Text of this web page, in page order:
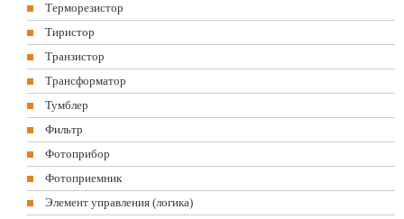
Терморезистор
Тиристор
Транзистор
Трансформатор
Тумблер
Фильтр
Фотоприбор
Фотоприемник
Элемент управления (логика)